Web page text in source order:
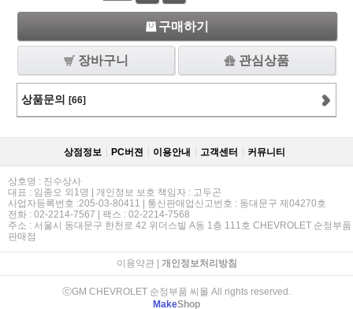
구매하기
장바구니 관심상품
상품문의 [66]
상점정보 PC버젼 이용안내 고객센터 커뮤니티
상호명 : 진수상사
대표 : 임종오 외1명 | 개인정보 보호 책임자 : 고두곤
사업자등록번호 :205-03-80411 | 통신판매업신고번호 : 동대문구 제04270호
전화 : 02-2214-7567 | 팩스 : 02-2214-7568
주소 : 서울시 동대문구 한천로 42 위더스빌 A동 1층 111호 CHEVROLET 순정부품
판매점
이용약관| 개인정보처리방침
ⓒGM CHEVROLET 순정부품 씨몰 All rights reserved.
MakeShop